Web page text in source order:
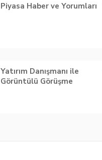
Piyasa Haber ve Yorumları
Yatırım Danışmanı ile
Görüntülü Görüşme